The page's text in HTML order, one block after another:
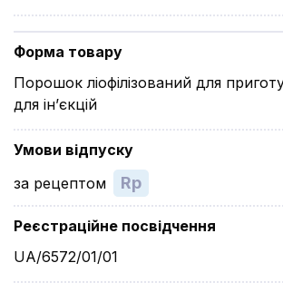
Форма товару
Порошок ліофілізований для
для ін’єкцій
Умови відпуску
за рецептом
Rp
Реєстраційне посвідчення
UA/6572/01/01